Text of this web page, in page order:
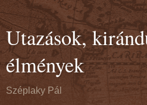
Utazások,
élmények
Széplaky Pál